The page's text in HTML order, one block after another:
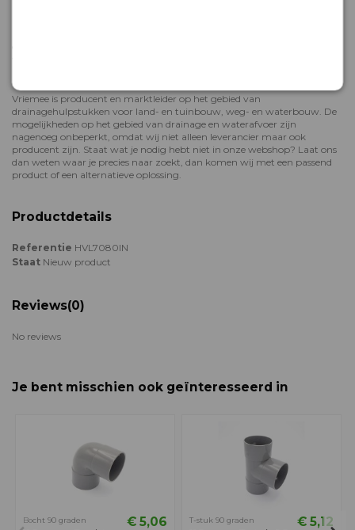
Over Vriemee Int. Drain Products B.V.
Vriemee is producent en marktleider op het gebied van
drainagehulpstukken voor land- en tuinbouw, weg- en waterbouw. De
mogelijkheden op het gebied van drainage en waterafvoer zijn
nagenoeg onbeperkt, omdat wij niet alleen leverancier maar ook
producent zijn. Staat wat je nodig hebt niet in onze webshop? Laat ons
dan weten waar je precies naar zoekt, dan komen wij met een passend
product of een alternatieve oplossing.
Productdetails
Referentie HVL7080IN
Staat Nieuw product
Reviews(0)
No reviews
Je bent misschien ook geïnteresseerd in
Bocht 90 graden € 5,06 T-stuk 90 graden € 5,12